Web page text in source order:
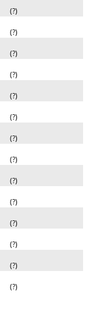
(?)
(?)
(?)
(?)
(?)
(?)
(?)
(?)
(?)
(?)
(?)
(?)
(?)
(?)